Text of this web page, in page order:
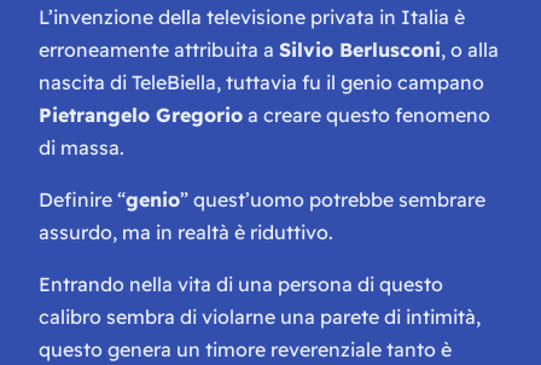
L’invenzione della televisione privata in Italia è
erroneamente attribuita a Silvio Berlusconi, o alla
nascita di TeleBiella, tuttavia fu il genio campano
Pietrangelo Gregorio a creare questo fenomeno
di massa.
Definire “genio” quest’uomo potrebbe sembrare
assurdo, ma in realtà è riduttivo.
Entrando nella vita di una persona di questo
calibro sembra di violarne una parete di intimità,
questo genera un timore reverenziale tanto è